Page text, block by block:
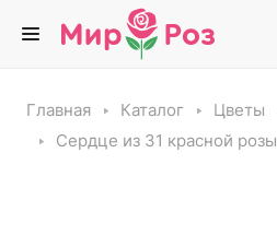
Главная Каталог Цветы
Сердце из 31 красной розы